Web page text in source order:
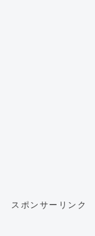
スポンサーリンク